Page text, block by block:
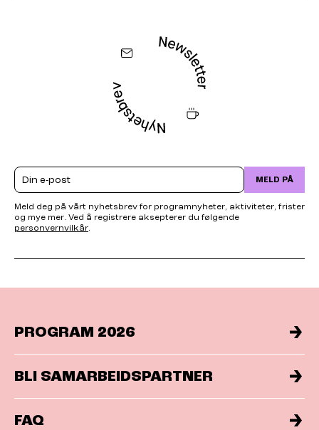
Email MELD PÅ
Meld deg på vårt nyhetsbrev for programnyheter, aktiviteter, frister
og mye mer. Ved å registrere aksepterer du følgende
personvernvilkår.
PROGRAM 2026
BLI SAMARBEIDSPARTNER
FAQ